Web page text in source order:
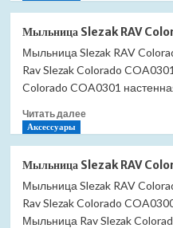
E4832-
00
сиденья
(Лучшая
цена)
Унитаз
Jacob
Delafon
Replay
4974K-
напольный
бачком
E4831-
без
сиденья
(Лучшая
Мыльница Slezak RAV
Мыльница Slezak RAV
Rav Slezak Colorado
Colorado COA0301
Читать далееПрочитать
Мыльница
Slezak
RAV
Colorado
COA0301
Аксессуары
Мыльница Slezak RAV
Мыльница Slezak RAV
Rav Slezak Colorado
Мыльница Rav Slezak